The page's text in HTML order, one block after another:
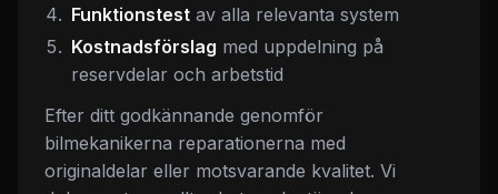
Funktionstest av alla relevanta system
Kostnadsförslag med uppdelning på
reservdelar och arbetstid
Efter ditt godkännande genomför
bilmekanikerna reparationerna med
originaldelar eller motsvarande kvalitet. Vi